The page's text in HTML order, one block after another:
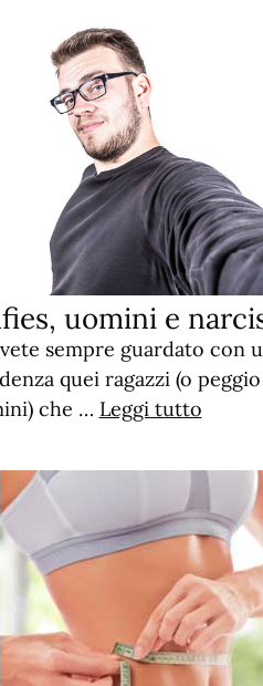
uomini e
sempre guardato con
quei ragazzi (o
che … Leggi tutto